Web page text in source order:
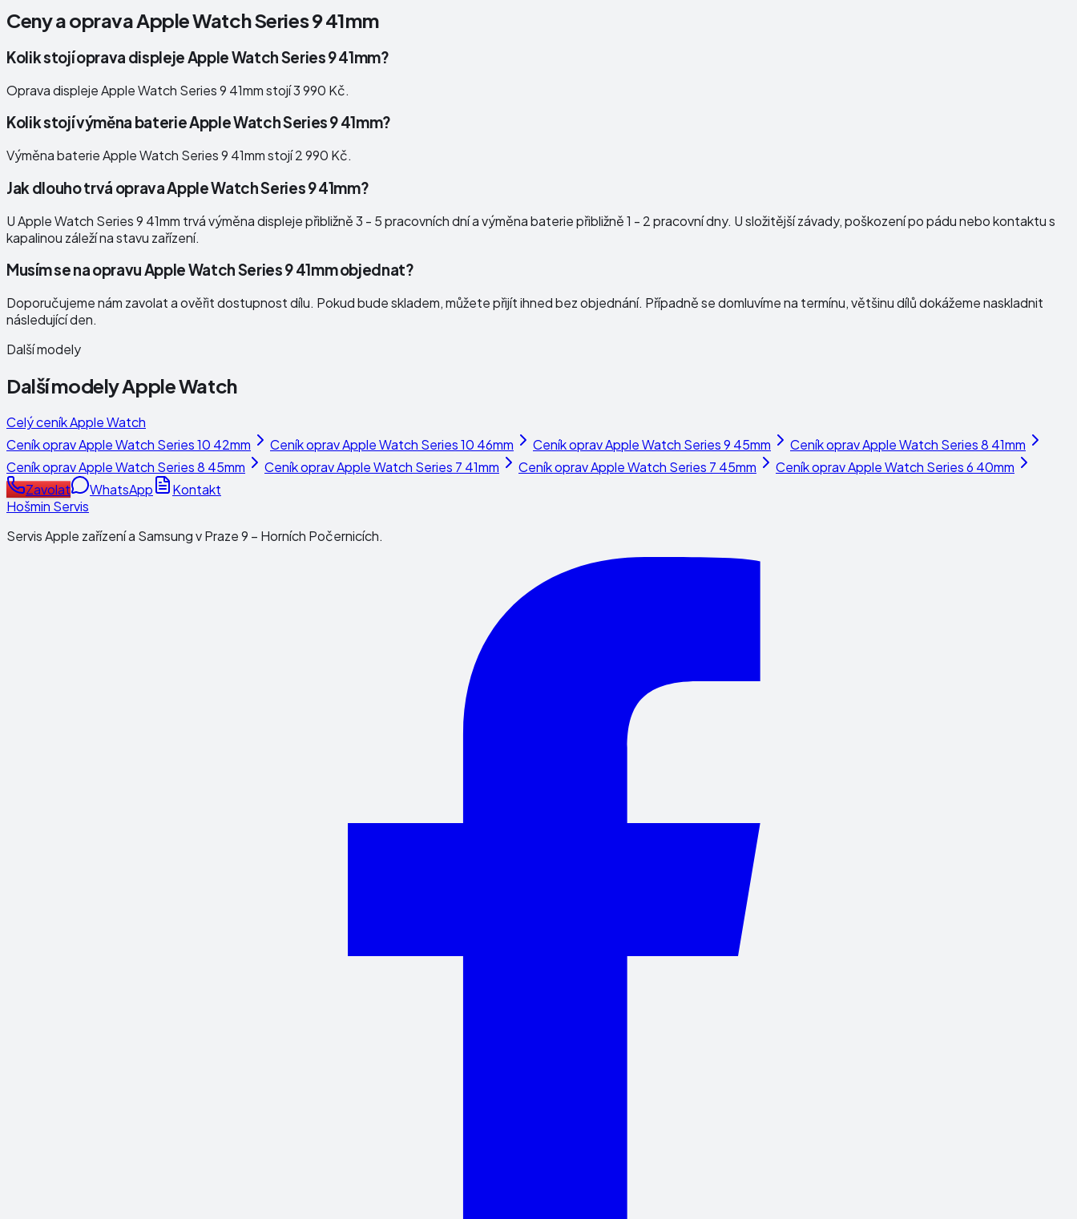
Ceny a opravaApple Watch Series 9 41mm
Kolik stojí oprava displeje Apple Watch Series 9 41mm?
Oprava displeje Apple Watch Series 9 41mm stojí 3 990 Kč.
Kolik stojí výměna baterie Apple Watch Series 9 41mm?
Výměna baterie Apple Watch Series 9 41mm stojí 2 990 Kč.
Jak dlouho trvá oprava Apple Watch Series 9 41mm?
U Apple Watch Series 9 41mm trvá výměna displeje přibližně 3 - 5 pracovních dní a výměna baterie přibližně 1 - 2 pracovní dny. U složitější závady, poškození po pádu nebo kontaktu s
kapalinou záleží na stavu zařízení.
Musím se na opravu Apple Watch Series 9 41mm objednat?
Doporučujeme nám zavolat a ověřit dostupnost dílu. Pokud bude skladem, můžete přijít ihned bez objednání. Případně se domluvíme na termínu, většinu dílů dokážeme naskladnit
následující den.
Další modely
Další modelyApple Watch
Celý ceníkApple Watch
Ceník opravApple Watch Series 10 42mm Ceník opravApple Watch Series 10 46mm Ceník opravApple Watch Series 9 45mm Ceník opravApple Watch Series 8 41mm
Ceník opravApple Watch Series 8 45mm Ceník opravApple Watch Series 7 41mm Ceník opravApple Watch Series 7 45mm Ceník opravApple Watch Series 6 40mm
Zavolat
WhatsApp
Kontakt
Hošmin Servis
Servis Apple zařízení a Samsung v Praze 9 – Horních Počernicích.